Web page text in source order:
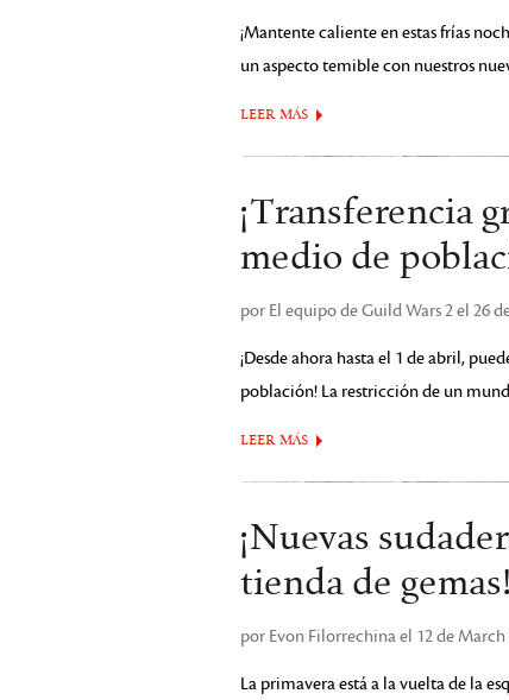
¡Mantente caliente en estas frías
un aspecto temible con nuestros
LEER MÁS
¡Transferencia
medio de
por El equipo de Guild Wars 2 el 26
¡Desde ahora hasta el 1 de abril,
población! La restricción de un
LEER MÁS
¡Nuevas
tienda de gemas!
por Evon Filorrechina el 12 de March
La primavera está a la vuelta de la